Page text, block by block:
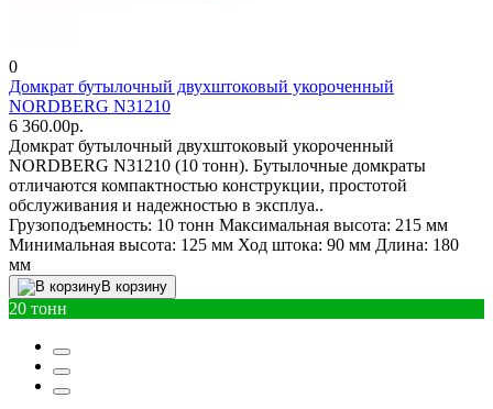
0
Домкрат бутылочный двухштоковый укороченный
NORDBERG N31210
6 360.00р.
Домкрат бутылочный двухштоковый укороченный
NORDBERG N31210 (10 тонн). Бутылочные домкраты
отличаются компактностью конструкции, простотой
обслуживания и надежностью в эксплуа..
Грузоподъемность: 10 тонн Максимальная высота: 215 мм
Минимальная высота: 125 мм Ход штока: 90 мм Длина: 180
мм
В корзину
20 тонн